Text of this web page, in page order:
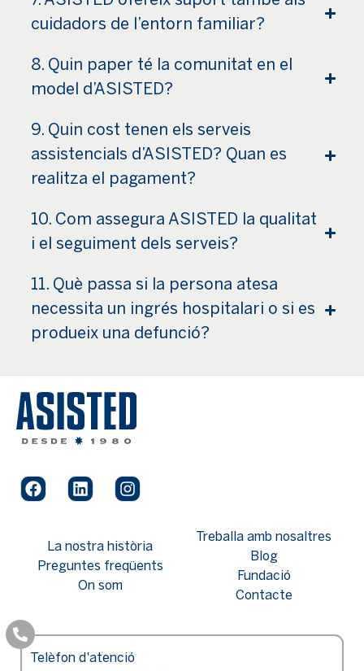
cuidadors de l’entorn familiar?
8. Quin paper té la comunitat en el
model d’ASISTED?
9. Quin cost tenen els serveis
assistencials d’ASISTED? Quan es
realitza el pagament?
10. Com assegura ASISTED la qualitat
i el seguiment dels serveis?
11. Què passa si la persona atesa
necessita un ingrés hospitalari o si es
produeix una defunció?
La nostra història
Preguntes freqüents
On som
Treballa amb nosaltres
Blog
Fundació
Contacte
Telèfon d'atenció